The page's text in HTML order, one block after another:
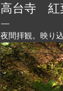
高台寺 紅
夜間拝観。映り